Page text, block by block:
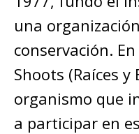
una
conservación.
Shoots (Raíces
organismo que
a participar en